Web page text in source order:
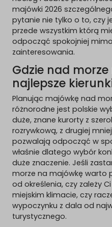
majówki 2026
pytanie nie tylko o to, czy
przede wszystkim którą
odpocząć spokojniej
zainteresowania.
Gdzie nad
najlepsze
Planując majówkę nad
różnorodne jest polskie
duże, znane kurorty z
rozrywkową, z drugiej
pozwalają odpocząć w
właśnie dlatego wybór
duże znaczenie. Jeśli
morze na majówkę warto
od określenia, czy zależy
miejskim klimacie, czy
wypoczynku z dala od
turystycznego.